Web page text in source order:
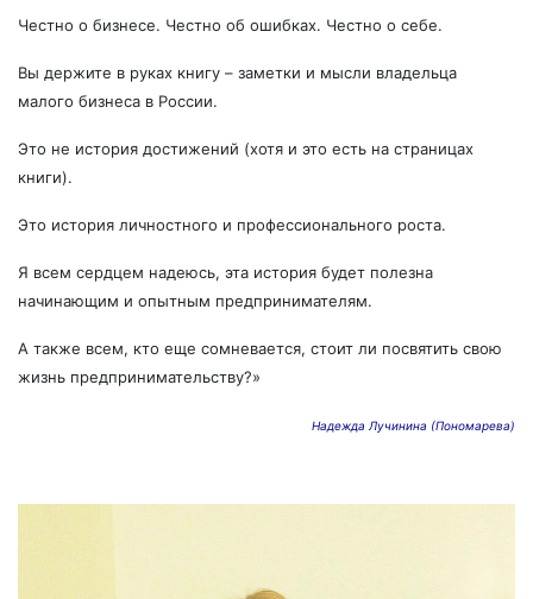
Честно о бизнесе. Честно об ошибках. Честно о себе.
Вы держите в руках книгу – заметки и мысли владельца
малого бизнеса в России.
Это не история достижений (хотя и это есть на страницах
книги).
Это история личностного и профессионального роста.
Я всем сердцем надеюсь, эта история будет полезна
начинающим и опытным предпринимателям.
А также всем, кто еще сомневается, стоит ли посвятить свою
жизнь предпринимательству?»
Надежда Лучинина (Пономарева)